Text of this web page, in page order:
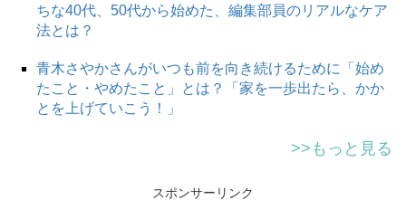
ちな40代、50代から始めた、編集部員のリアルなケア
法とは？
青木さやかさんがいつも前を向き続けるために「始め
たこと・やめたこと」とは？「家を一歩出たら、かか
とを上げていこう！」
>>もっと見る
スポンサーリンク